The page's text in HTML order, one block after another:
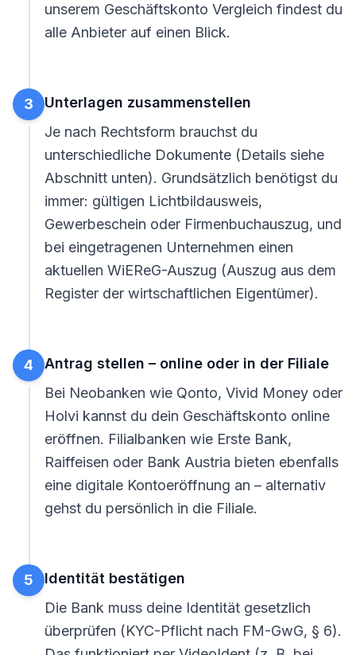
unserem Geschäftskonto Vergleich findest du
alle Anbieter auf einen Blick.
3
Unterlagen zusammenstellen
Je nach Rechtsform brauchst du
unterschiedliche Dokumente (Details siehe
Abschnitt unten). Grundsätzlich benötigst du
immer: gültigen Lichtbildausweis,
Gewerbeschein oder Firmenbuchauszug, und
bei eingetragenen Unternehmen einen
aktuellen WiEReG-Auszug (Auszug aus dem
Register der wirtschaftlichen Eigentümer).
4
Antrag stellen – online oder in der Filiale
Bei Neobanken wie Qonto, Vivid Money oder
Holvi kannst du dein Geschäftskonto online
eröffnen. Filialbanken wie Erste Bank,
Raiffeisen oder Bank Austria bieten ebenfalls
eine digitale Kontoeröffnung an – alternativ
gehst du persönlich in die Filiale.
5
Identität bestätigen
Die Bank muss deine Identität gesetzlich
überprüfen (KYC-Pflicht nach FM-GwG, § 6).